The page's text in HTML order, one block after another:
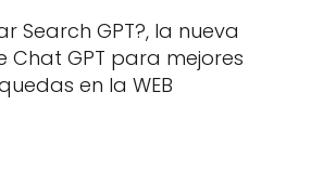
Search GPT?, la nueva
Chat GPT para mejores
en la WEB